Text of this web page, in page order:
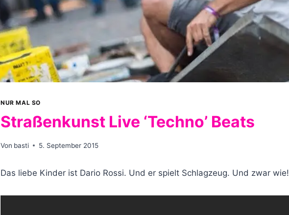
NUR MAL SO
Straßenkunst Live ‘Techno’ Beats
Von basti 5. September 2015
Das liebe Kinder ist Dario Rossi. Und er spielt Schlagzeug. Und zwar wie!